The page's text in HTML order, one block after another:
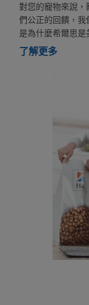
對您的寵物來說
們公正的回饋，
是為什麼希爾思是
了解更多